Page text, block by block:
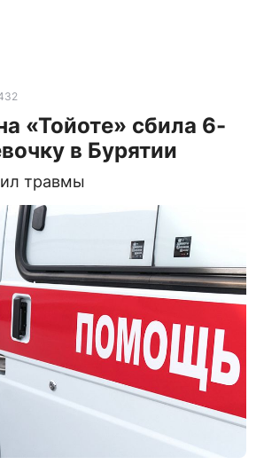
«Тойоте» сбила 6-
в Бурятии
травмы